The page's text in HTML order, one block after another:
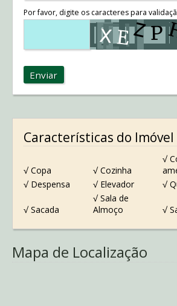
Por favor, digite os caracteres para
Enviar
Características do Imóvel
√ Copa √ Cozinha
√
√ Despensa
√ Elevador √
√ Sacada
√ Sala de
Almoço
√
Mapa de Localização